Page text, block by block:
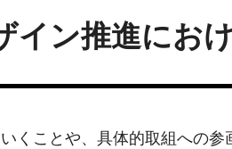
イン推進にお
くことや、具体的取組への